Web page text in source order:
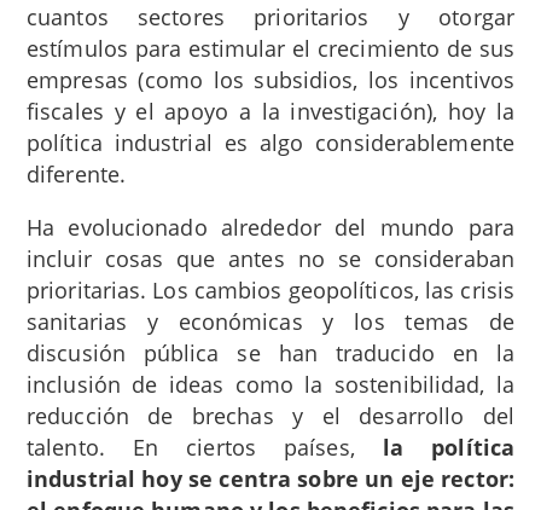
cuantos sectores prioritarios y otorgar
estímulos para estimular el crecimiento de sus
empresas (como los subsidios, los incentivos
fiscales y el apoyo a la investigación), hoy la
política industrial es algo considerablemente
diferente.
Ha evolucionado alrededor del mundo para
incluir cosas que antes no se consideraban
prioritarias. Los cambios geopolíticos, las crisis
sanitarias y económicas y los temas de
discusión pública se han traducido en la
inclusión de ideas como la sostenibilidad, la
reducción de brechas y el desarrollo del
talento. En ciertos países, la política
industrial hoy se centra sobre un eje rector: